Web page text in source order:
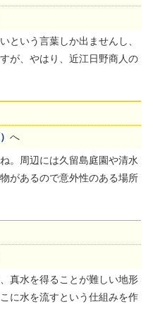
という言葉しか出ませんし、
が、やはり、近江日野商人の
へ
。周辺には久留島庭園や清水
があるので意外性のある場所
真水を得ることが難しい地形
に水を流すという仕組みを作